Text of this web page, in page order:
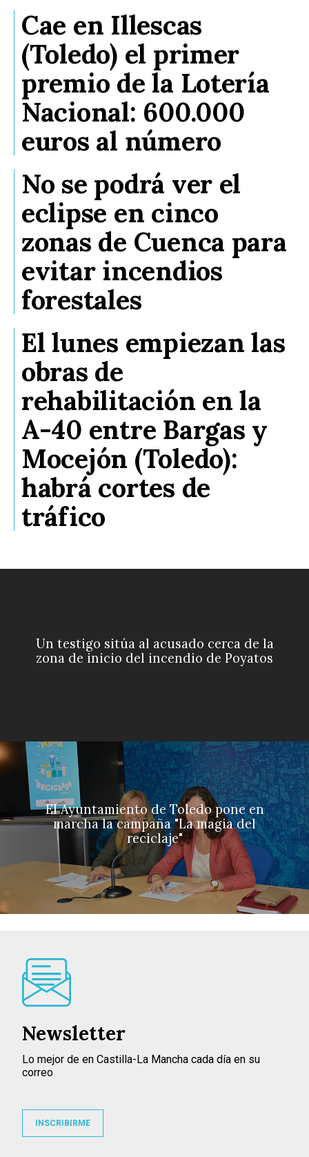
Cae en Illescas
(Toledo) el primer
premio de la Lotería
Nacional: 600.000
euros al número
No se podrá ver el
eclipse en cinco
zonas de Cuenca para
evitar incendios
forestales
El lunes empiezan las
obras de
rehabilitación en la
A-40 entre Bargas y
Mocejón (Toledo):
habrá cortes de
tráfico
Un testigo sitúa al acusado cerca de la
zona de inicio del incendio de Poyatos
El Ayuntamiento de Toledo pone en
marcha la campaña "La magia del
reciclaje"
Newsletter
Lo mejor de en Castilla-La Mancha cada día en su
correo
INSCRIBIRME